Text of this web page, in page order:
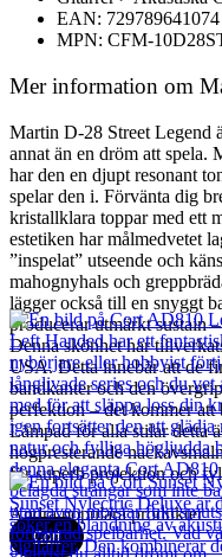
EAN: 729789641074
MPN: CFM-
Mer information om
Martin D-28 Street Legend
annat än en dröm att spela.
har den en djupt resonant
spelar den i. Förvänta dig
kristallklara toppar med ett
estetiken har målmedvetet
”inspelat” utseende och
mahognyhals och
lägger också till en snyggt
producerar utmärkt sustain
Denna skönhet har
USA. Detta innebär att de
bandkanter och den
perfektion – det kommer att
Lämpad för alla stilar detta
högpresterande
för superb projektion och
Andra populära produkter
Cort